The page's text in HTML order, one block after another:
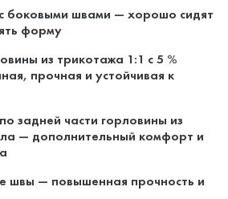
боковыми швами — хорошо сидят
форму
из трикотажа 1:1 с 5 %
прочная и устойчивая к
задней части горловины из
— дополнительный комфорт и
швы — повышенная прочность и